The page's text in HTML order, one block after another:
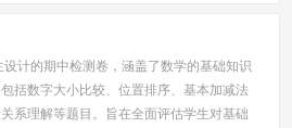
计的期中检测卷，涵盖了数学的基础知识
括数字大小比较、位置排序、基本加减法
系理解等题目。旨在全面评估学生对基础